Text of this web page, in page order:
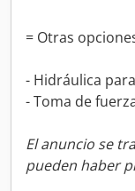
= Otras
- Hidráulica
- Toma de
El anuncio se
pueden haber